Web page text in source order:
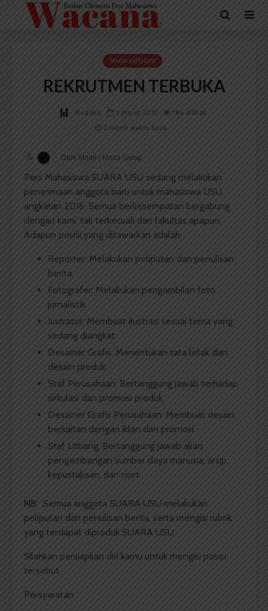
TANPA KATEGORI
REKRUTMEN TERBUKA
Redaksi 2 Maret 2017
186 dilihat
2 menit waktu baca
Dark Mode | Moda Gelap
Pers Mahasiswa SUARA USU sedang melakukan
penerimaan anggota baru untuk mahasiswa USU
angkatan 2016. Semua berkesempatan bergabung
dengan kami, tak terkecuali dari fakultas apapun.
Adapun posisi yang ditawarkan adalah:
Reporter: Melakukan peliputan dan penulisan
berita.
Fotografer: Melakukan pengambilan foto
jurnalistik
Iustrator: Membuat ilustrasi sesuai tema yang
sedang diangkat.
Desainer Grafis: Menentukan tata letak dan
desain produk.
Staf Perusahaan: Bertanggung jawab terhadap
sirkulasi dan promosi produk.
Desainer Grafis Perusahaan: Membuat desain
berkaitan dengan iklan dan promosi.
Staf Litbang: Bertanggung jawab akan
pengembangan sumber daya manusia, arsip,
kepustakaan, dan riset.
NB: Semua anggota SUARA USU melakukan
peliputan dan penulisan berita, serta mengisi rubrik
yang terdapat diproduk SUARA USU.
Silahkan persiapkan diri kamu untuk mengisi posisi
tersebut.
Persyaratan :